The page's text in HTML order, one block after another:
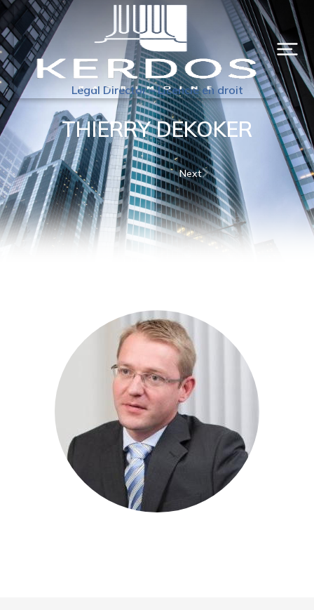
Legal Director – Licencié en droit
THIERRY DEKOKER
Next